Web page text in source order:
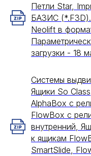
Петли Star,
БАЗИС
Neolift в
загрузки - 18
Системы
Ящики So
AlphaBox с
FlowBox c
внутренний,
к ящикам
SmartSlide,